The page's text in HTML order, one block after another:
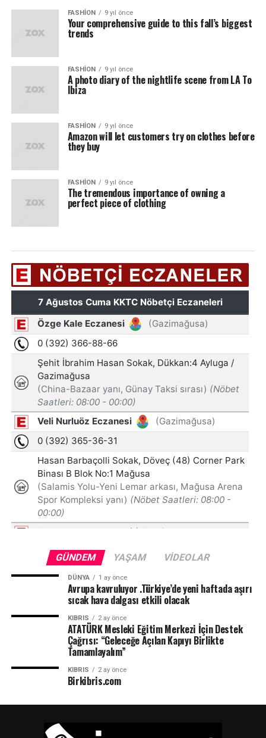
FASHION 9 yıl önce
Your comprehensive guide to this fall’s biggest
trends
FASHION 9 yıl önce
A photo diary of the nightlife scene from LA To
Ibiza
FASHION 9 yıl önce
Amazon will let customers try on clothes before
they buy
FASHION 9 yıl önce
The tremendous importance of owning a
perfect piece of clothing
GÜNDEM YAŞAM VIDEOLAR
DÜNYA 1 ay önce
Avrupa kavruluyor .Türkiye’de yeni haftada aşırı
sıcak hava dalgası etkili olacak
KIBRIS 2 ay önce
ATATÜRK Mesleki Eğitim Merkezi İçin Destek
Çağrısı: “Geleceğe Açılan Kapıyı Birlikte
Tamamlayalım”
KIBRIS 2 ay önce
Birkibris.com